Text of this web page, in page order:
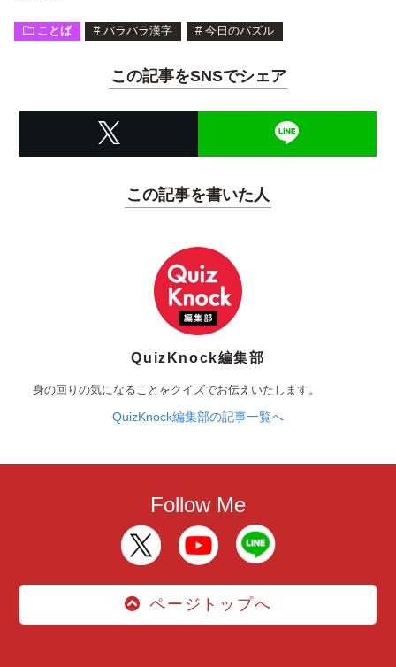
ことば # バラバラ漢字 # 今日のパズル
この記事をSNSでシェア
この記事を書いた人
QuizKnock編集部
身の回りの気になることをクイズでお伝えいたします。
QuizKnock編集部の記事一覧へ
Follow Me
ページトップへ